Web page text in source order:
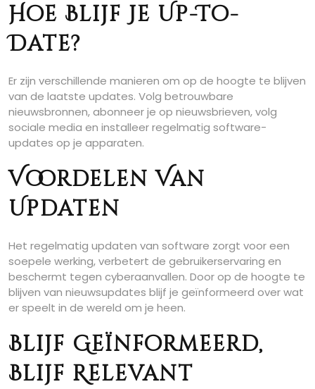
Hoe Blijf Je Up-To-
Date?
Er zijn verschillende manieren om op de hoogte te blijven
van de laatste updates. Volg betrouwbare
nieuwsbronnen, abonneer je op nieuwsbrieven, volg
sociale media en installeer regelmatig software-
updates op je apparaten.
Voordelen Van
Updaten
Het regelmatig updaten van software zorgt voor een
soepele werking, verbetert de gebruikerservaring en
beschermt tegen cyberaanvallen. Door op de hoogte te
blijven van nieuwsupdates blijf je geïnformeerd over wat
er speelt in de wereld om je heen.
Blijf Geïnformeerd,
Blijf Relevant